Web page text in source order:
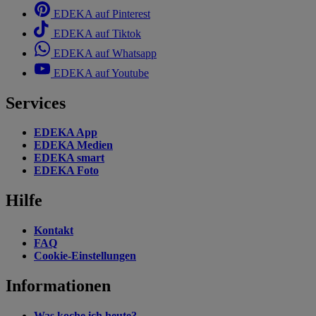
EDEKA auf Pinterest
EDEKA auf Tiktok
EDEKA auf Whatsapp
EDEKA auf Youtube
Services
EDEKA App
EDEKA Medien
EDEKA smart
EDEKA Foto
Hilfe
Kontakt
FAQ
Cookie-Einstellungen
Informationen